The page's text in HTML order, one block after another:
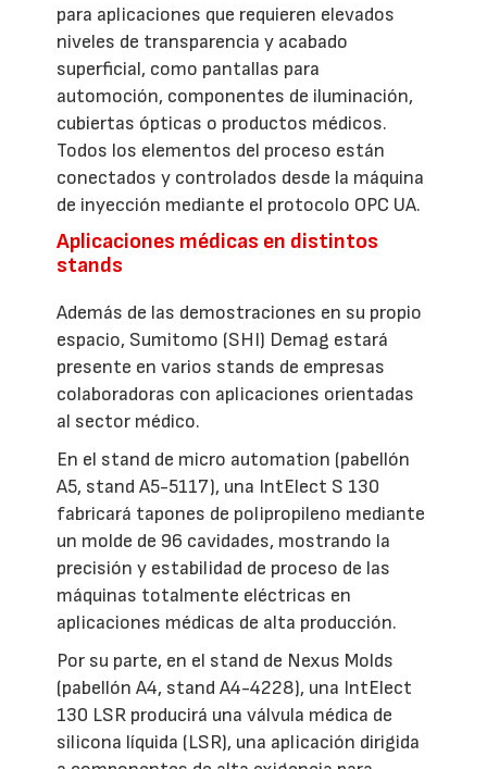
para aplicaciones que requieren elevados
niveles de transparencia y acabado
superficial, como pantallas para
automoción, componentes de iluminación,
cubiertas ópticas o productos médicos.
Todos los elementos del proceso están
conectados y controlados desde la máquina
de inyección mediante el protocolo OPC UA.
Aplicaciones médicas en distintos
stands
Además de las demostraciones en su propio
espacio, Sumitomo (SHI) Demag estará
presente en varios stands de empresas
colaboradoras con aplicaciones orientadas
al sector médico.
En el stand de micro automation (pabellón
A5, stand A5-5117), una IntElect S 130
fabricará tapones de polipropileno mediante
un molde de 96 cavidades, mostrando la
precisión y estabilidad de proceso de las
máquinas totalmente eléctricas en
aplicaciones médicas de alta producción.
Por su parte, en el stand de Nexus Molds
(pabellón A4, stand A4-4228), una IntElect
130 LSR producirá una válvula médica de
silicona líquida (LSR), una aplicación dirigida